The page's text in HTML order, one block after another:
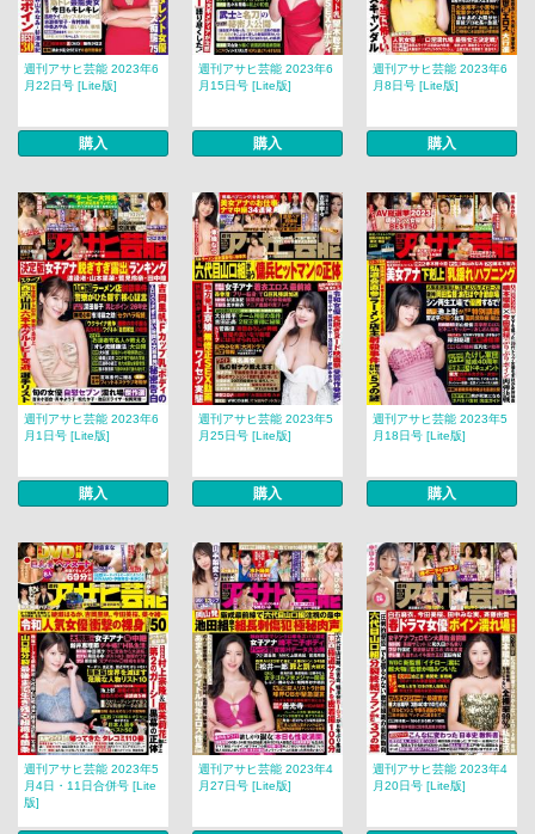
週刊アサヒ芸能 2023年6
月22日号 [Lite版]
購入
週刊アサヒ芸能 2023年6
月15日号 [Lite版]
購入
週刊アサヒ芸能 2023年6
月8日号 [Lite版]
購入
週刊アサヒ芸能 2023年6
月1日号 [Lite版]
購入
週刊アサヒ芸能 2023年5
月25日号 [Lite版]
購入
週刊アサヒ芸能 2023年5
月18日号 [Lite版]
購入
週刊アサヒ芸能 2023年5
月4日・11日合併号 [Lite
版]
週刊アサヒ芸能 2023年4
月27日号 [Lite版]
週刊アサヒ芸能 2023年4
月20日号 [Lite版]